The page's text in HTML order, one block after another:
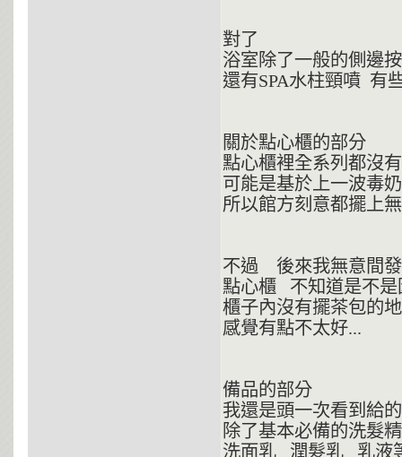
對了
浴室除了一般的側邊
還有SPA水柱頸噴 有
關於點心櫃的部分
點心櫃裡全系列都沒
可能是基於上一波毒
所以館方刻意都擺上
不過 後來我無意間
點心櫃 不知道是不是
櫃子內沒有擺茶包的
感覺有點不太好...
備品的部分
我還是頭一次看到給
除了基本必備的洗髮
洗面乳 潤髮乳 乳液